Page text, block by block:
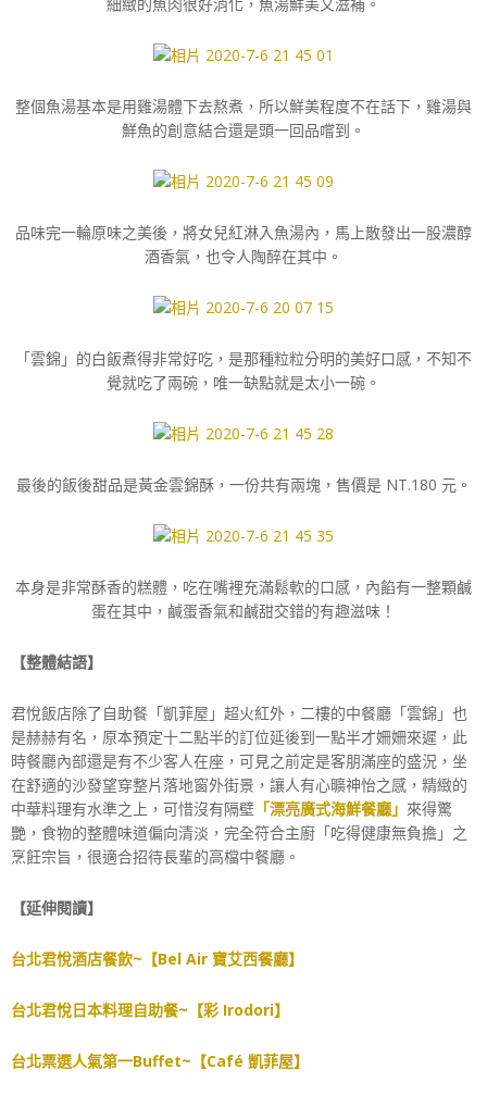
整個魚湯基本是用雞湯體下去熬煮，所以鮮美程度不在話下，雞湯與
鮮魚的創意結合還是頭一回品嚐到。
品味完一輪原味之美後，將女兒紅淋入魚湯內，馬上散發出一股濃醇
酒香氣，也令人陶醉在其中。
「雲錦」的白飯煮得非常好吃，是那種粒粒分明的美好口感，不知不
覺就吃了兩碗，唯一缺點就是太小一碗。
最後的飯後甜品是黃金雲錦酥，一份共有兩塊，售價是 NT.180 元。
本身是非常酥香的糕體，吃在嘴裡充滿鬆軟的口感，內餡有一整顆鹹
蛋在其中，鹹蛋香氣和鹹甜交錯的有趣滋味！
【整體結語】
君悅飯店除了自助餐「凱菲屋」超火紅外，二樓的中餐廳「雲錦」也
是赫赫有名，原本預定十二點半的訂位延後到一點半才姍姍來遲，此
時餐廳內部還是有不少客人在座，可見之前定是客朋滿座的盛況，坐
在舒適的沙發望穿整片落地窗外街景，讓人有心曠神怡之感，精緻的
中華料理有水準之上，可惜沒有隔壁 「漂亮廣式海鮮餐廳」 來得驚
艷，食物的整體味道偏向清淡，完全符合主廚「吃得健康無負擔」之
烹飪宗旨，很適合招待長輩的高檔中餐廳。
【延伸閱讀】
台北君悅酒店餐飲~【Bel Air 寶艾西餐廳】
台北君悅日本料理自助餐~【彩 Irodori】
台北票選人氣第一Buffet~【Café 凱菲屋】